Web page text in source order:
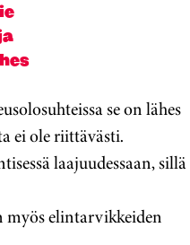
se on lähes
ei ole riittävästi.
laajuudessaan, sillä
myös elintarvikkeiden